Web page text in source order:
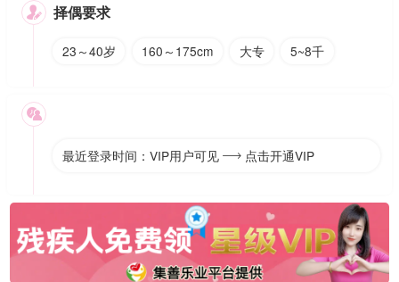
 择偶要求
23～40岁 160～175cm 大专 5~8千

最近登录时间：VIP用户可见  点击开通VIP